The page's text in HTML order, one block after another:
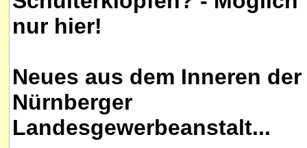
nur hier!
Neues aus dem Inneren der
Nürnberger
Landesgewerbeanstalt...